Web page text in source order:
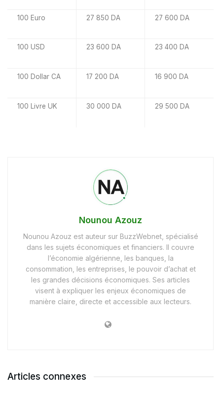
100 Euro 27 850 DA 27 600 DA
100 USD 23 600 DA 23 400 DA
100 Dollar CA 17 200 DA 16 900 DA
100 Livre UK 30 000 DA 29 500 DA
Nounou Azouz
Nounou Azouz est auteur sur BuzzWebnet, spécialisé
dans les sujets économiques et financiers. Il couvre
l’économie algérienne, les banques, la
consommation, les entreprises, le pouvoir d’achat et
les grandes décisions économiques. Ses articles
visent à expliquer les enjeux économiques de
manière claire, directe et accessible aux lecteurs.
Articles connexes